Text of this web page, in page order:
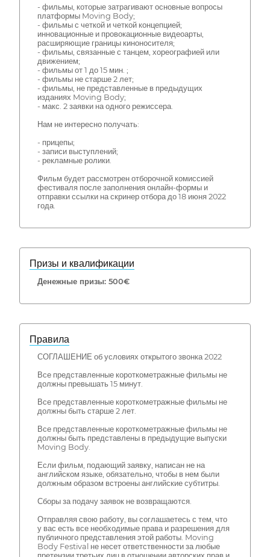
- фильмы, которые затрагивают основные вопросы
платформы Moving Body;
- фильмы с четкой и четкой концепцией;
инновационные и провокационные видеоарты,
расширяющие границы киноносителя;
- фильмы, связанные с танцем, хореографией или
движением;
- фильмы от 1 до 15 мин. ;
- фильмы не старше 2 лет;
- фильмы, не представленные в предыдущих
изданиях Moving Body;
- макс. 2 заявки на одного режиссера.
Нам не интересно получать:
- прицепы;
- записи выступлений;
- рекламные ролики.
Фильм будет рассмотрен отборочной комиссией
фестиваля после заполнения онлайн-формы и
отправки ссылки на скринер отбора до 18 июня 2022
года.
Призы и квалификации
Денежные призы: 500€
Правила
СОГЛАШЕНИЕ об условиях открытого звонка 2022
Все представленные короткометражные фильмы не
должны превышать 15 минут.
Все представленные короткометражные фильмы не
должны быть старше 2 лет.
Все представленные короткометражные фильмы не
должны быть представлены в предыдущие выпуски
Moving Body.
Если фильм, подающий заявку, написан не на
английском языке, обязательно, чтобы в нем были
должным образом встроены английские субтитры.
Сборы за подачу заявок не возвращаются.
Отправляя свою работу, вы соглашаетесь с тем, что
у вас есть все необходимые права и разрешения для
публичного представления этой работы. Moving
Body Festival не несет ответственности за любые